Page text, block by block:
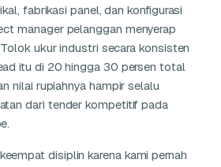
fabrikasi panel, dan konfigurasi
manager pelanggan menyerap
ukur industri secara konsisten
itu di 20 hingga 30 persen total
nilai rupiahnya hampir selalu
dari tender kompetitif pada
disiplin karena kami pernah